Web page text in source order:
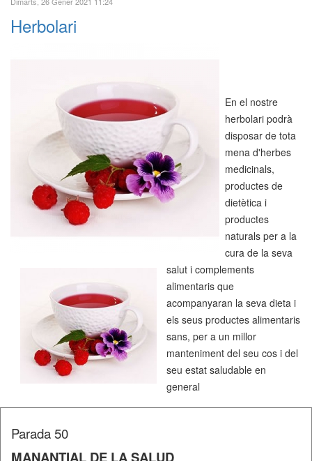
Herbolari
En el nostre
herbolari podrà
disposar de tota
mena d'herbes
medicinals,
productes de
dietètica i
productes
naturals per a la
cura de la seva
salut i complements
alimentaris que
acompanyaran la seva dieta i
els seus productes alimentaris
sans, per a un millor
manteniment del seu cos i del
seu estat saludable en
general
Parada 50
MANANTIAL DE LA SALUD